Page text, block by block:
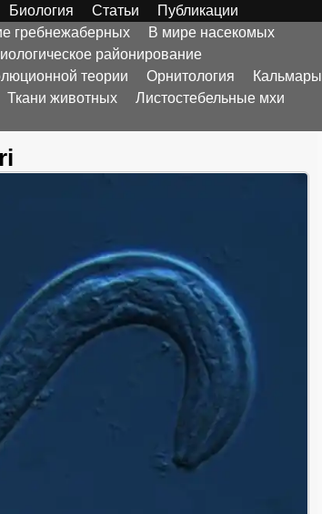
Биология Статьи
Публикации
гребнежаберных
В мире насекомых
районирование
теории Орнитология
Кальмары
Ткани животных
Листостебельные мхи